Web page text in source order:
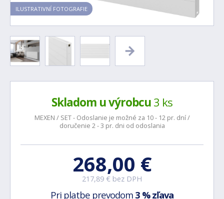
ILUSTRATIVNÍ FOTOGRAFIE
Skladom u výrobcu3 ks
MEXEN / SET - Odoslanie je možné za 10 - 12 pr. dní /
doručenie 2 - 3 pr. dni od odoslania
268,00 €
217,89 € bez DPH
Pri platbe prevodom 3 % zľava